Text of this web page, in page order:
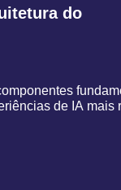
do
de IA mais